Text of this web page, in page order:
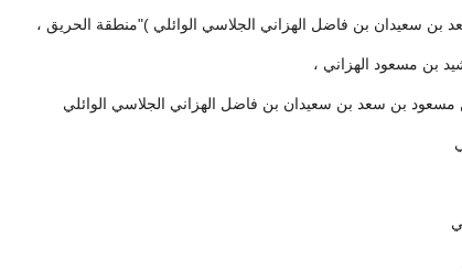
بن سعيدان بن فاضل الهزاني الجلاسي الوائلي )"منطقة الحريق ،
بن مسعود الهزاني ،